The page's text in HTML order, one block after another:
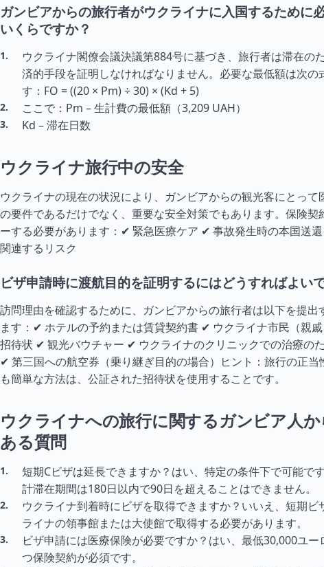
ガンビアからの旅行者がウクライナに入国するために
いくらですか？
ウクライナ閣僚会議決議第884号に基づき、旅行者は滞在の
済的手段を証明しなければなりません。必要な最低額は次の
す：FO = ((20 × Pm) ÷ 30) × (Kd + 5)
ここで：Pm – 生計費の最低額（3,209 UAH）
Kd – 滞在日数
ウクライナ旅行中の安全
ウクライナの現在の状況により、ガンビアからの観光客にとって
の要件であるだけでなく、重要な安全対策でもあります。保険契
ーする必要があります：✔ 緊急医療ケア ✔ 事故発生時の本国送
関連するリスク
ビザ申請時に渡航目的を証明するにはどうすればよい
訪問理由を確認するために、ガンビアからの旅行者は以下を提出
ます：✔ ホテルの予約または賃貸契約書 ✔ ウクライナ市民（親
招待状 ✔ 観光バウチャー ✔ ウクライナのクリニックでの治療の
✔ 第三国への航空券（乗り継ぎ目的の場合）ヒント：旅行の正当
も簡単な方法は、公証された招待状を使用することです。
ウクライナへの旅行に関するガンビア人か
ある質問
短期Cビザは延長できますか？はい、特定の条件下で可能で
計滞在期間は180日以内で90日を超えることはできません。
ウクライナ到着時にビザを取得できますか？いいえ、短期ビ
ライナの領事館または大使館で取得する必要があります。
ビザ申請には医療保険が必要ですか？はい、最低30,000ユー
つ保険契約が必須です。